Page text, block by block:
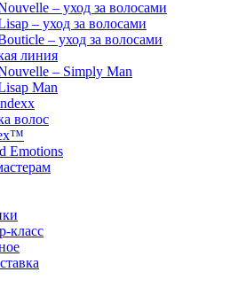
– уход за волосами
– уход за волосами
– уход за волосами
линия
– Simply Man
Man
волос
Emotions
класс